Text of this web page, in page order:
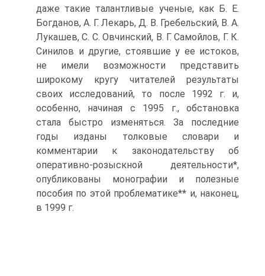
даже такие талантливые ученые, как Б. Е.
Богданов, А. Г. Лекарь, Д. В. Гребельский, В. А.
Лукашев, С. С. Овчинский, В. Г. Самойлов, Г. К.
Синилов и другие, стоявшие у ее истоков,
не имели возможности представить
широкому кругу читателей результаты
своих исследований, то после 1992 г. и,
особенно, начиная с 1995 г., обстановка
стала быстро изменяться. За последние
годы изданы толковые словари и
комментарии к законодательству об
оперативно-розыскной деятельности*,
опубликованы монографии и полезные
пособия по этой проблематике** и, наконец,
в 1999 г.